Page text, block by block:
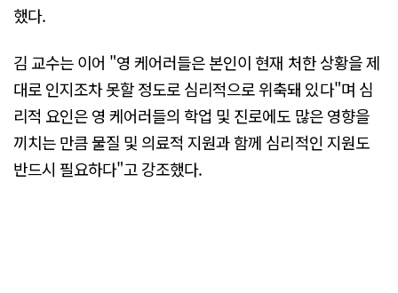
했다.
김 교수는 이어 "영 케어러들은 본인이 현재 처한 상황을 제
대로 인지조차 못할 정도로 심리적으로 위축돼 있다"며 심
리적 요인은 영 케어러들의 학업 및 진로에도 많은 영향을
끼치는 만큼 물질 및 의료적 지원과 함께 심리적인 지원도
반드시 필요하다"고 강조했다.